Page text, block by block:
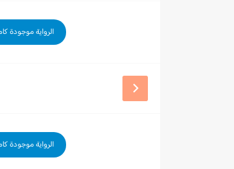
الرواية موجودة
الرواية موجودة